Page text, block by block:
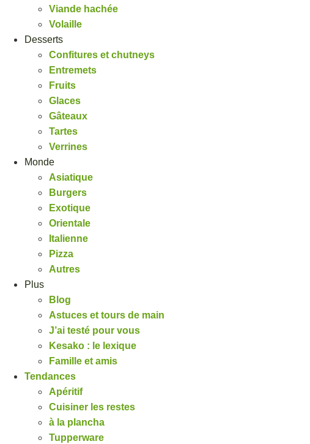
Viande hachée
Volaille
Desserts
Confitures et chutneys
Entremets
Fruits
Glaces
Gâteaux
Tartes
Verrines
Monde
Asiatique
Burgers
Exotique
Orientale
Italienne
Pizza
Autres
Plus
Blog
Astuces et tours de main
J’ai testé pour vous
Kesako : le lexique
Famille et amis
Tendances
Apéritif
Cuisiner les restes
à la plancha
Tupperware